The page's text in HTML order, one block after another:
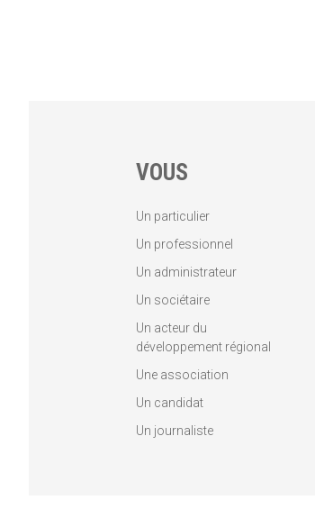
VOUS
Un particulier
Un professionnel
Un administrateur
Un sociétaire
Un acteur du
développement régional
Une association
Un candidat
Un journaliste